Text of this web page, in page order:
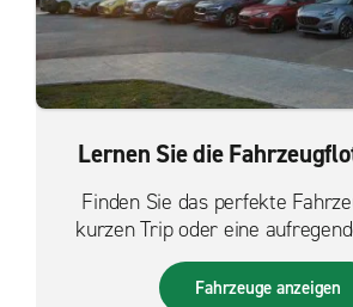
Lernen Sie die
Finden Sie das perfekte
kurzen Trip oder eine
Fahrzeuge anzeigen